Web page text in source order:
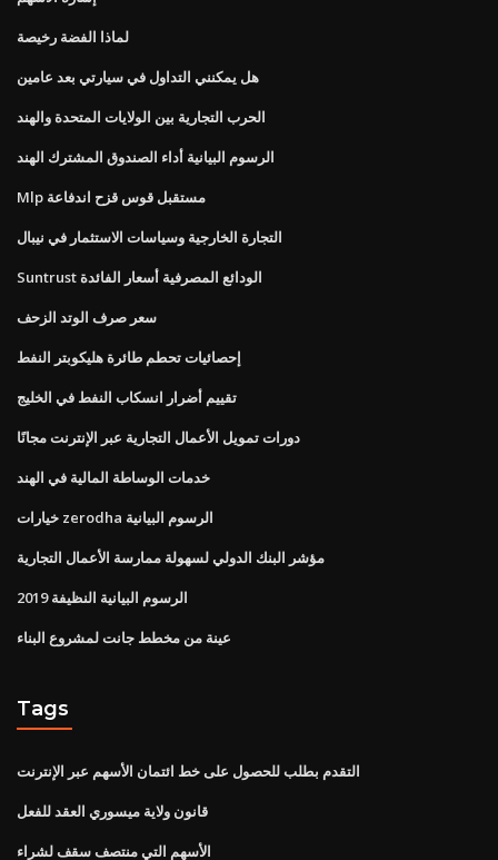
لماذا الفضة رخيصة
هل يمكنني التداول في سيارتي بعد عامين
الحرب التجارية بين الولايات المتحدة والهند
الرسوم البيانية أداء الصندوق المشترك الهند
Mlp مستقبل قوس قزح اندفاعة
التجارة الخارجية وسياسات الاستثمار في نيبال
Suntrust الودائع المصرفية أسعار الفائدة
سعر صرف الوتد الزحف
إحصائيات تحطم طائرة هليكوبتر النفط
تقييم أضرار انسكاب النفط في الخليج
دورات تمويل الأعمال التجارية عبر الإنترنت مجانًا
خدمات الوساطة المالية في الهند
خيارات zerodha الرسوم البيانية
مؤشر البنك الدولي لسهولة ممارسة الأعمال التجارية
الرسوم البيانية النظيفة 2019
عينة من مخطط جانت لمشروع البناء
Tags
التقدم بطلب للحصول على خط ائتمان الأسهم عبر الإنترنت
قانون ولاية ميسوري العقد للفعل
الأسهم التي منتصف سقف لشراء